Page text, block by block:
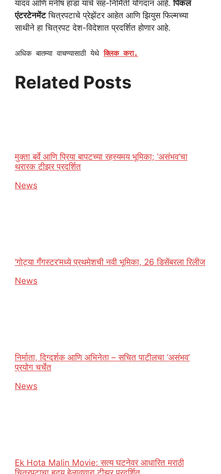
यादव आणि मनीष हांडा यांचे सह-निर्मिती योगदान आहे.पिकल
एंटरटेनमेंटचित्रपटाचे प्रेझेंटर आहेत आणि झियुस फिल्मच्या
साथीने हा चित्रपट देश-विदेशात प्रदर्शित होणार आहे.
अधिक बातम्या वाचण्यासाठी येथेक्लिक करा.
Related Posts
मुक्ता बर्वे आणि प्रिया बापटच्या रहस्यमय भूमिका; ‘असंभव’चा
थरारक टीझर प्रदर्शित
In relation to
News
‘गोट्या गँगस्टर’मध्ये प्रथमेशची नवी भूमिका, 26 डिसेंबरला रिलीज
In relation to
News
निर्माता, दिग्दर्शक आणि अभिनेता – सचित पाटीलचा ‘असंभव’
प्रयोग चर्चेत
In relation to
News
Ek Hota Malin Movie: सत्य घटनेवर आधारित मराठी